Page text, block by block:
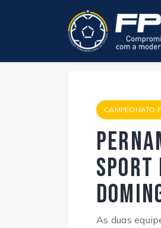
CAMPEONATO
Sport
As duas